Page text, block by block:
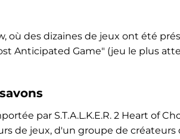
où des dizaines de jeux ont été
Anticipated Game" (jeu le plus
par S.T.A.L.K.E.R. 2 Heart of
de jeux, d'un groupe de